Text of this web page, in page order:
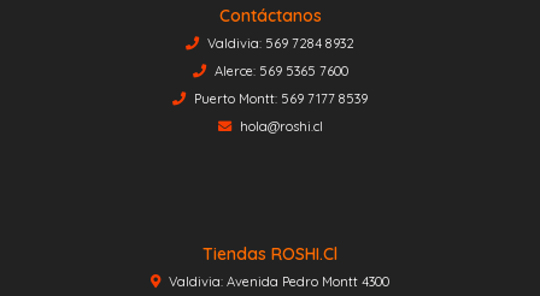
Contáctanos
Valdivia: 569 7284 8932
Alerce: 569 5365 7600
Puerto Montt: 569 7177 8539
hola@roshi.cl
Tiendas ROSHI.cl
Valdivia: Avenida Pedro Montt 4300